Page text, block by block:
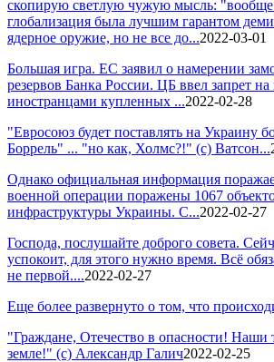
скопирую светлую чужую мысль:
глобализация была лучшим гарантом
ядерное оружие, но не все до...2022-03-01
Большая игра. ЕС заявил о намерении
резервов Банка России. ЦБ ввел запрет
иностранцами купленных ...2022-02-28
"Евросоюз будет поставлять на Украину
Боррель" ... "но как, Холмс?!" (с) Ватсон...
Однако официальная информация
военной операции поражены 1067
инфраструктуры Украины. С...2022-02-27
Господа, послушайте доброго совета.
успокоит, для этого нужно время. Всё
не первой....2022-02-27
Еще более развернуто о том, что
"Граждане, Отечество в опасности! Наши
земле!" (с) Александр Галич2022-02-25